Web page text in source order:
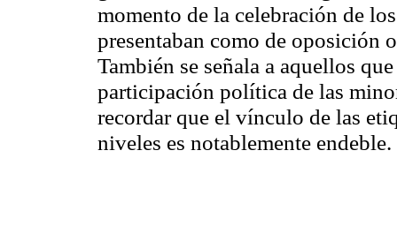
momento de la celebración de
presentaban como de oposición
También se señala a aquellos
participación política de las
recordar que el vínculo de las
niveles es notablemente endeble.